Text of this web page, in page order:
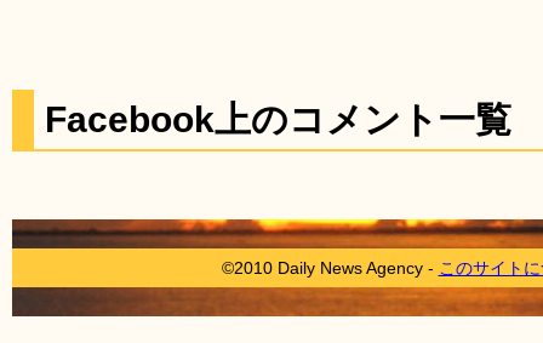
Facebook上のコメント一覧
©2010 Daily News Agency - このサイト